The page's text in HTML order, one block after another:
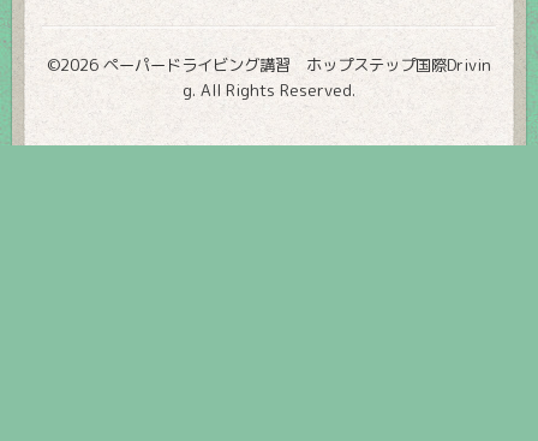
©2026 ペーパードライビング講習 ホップステップ国際Drivin
g. All Rights Reserved.